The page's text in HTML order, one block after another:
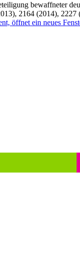
bewaffneter
2164 (2014), 2227
öffnet ein neues